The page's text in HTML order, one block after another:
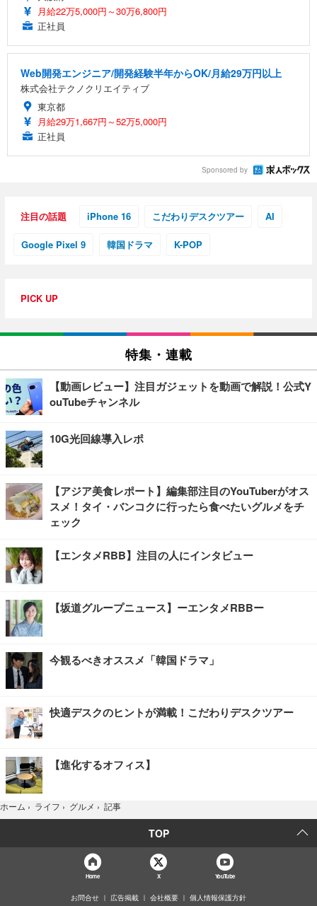
月給22万5,000円～30万6,800円
正社員
Web開発エンジニア/開発経験半年からOK/月給29万円以上
株式会社テクノクリエイティブ
東京都
月給29万1,667円～52万5,000円
正社員
Sponsored by
注目の話題 iPhone 16 こだわりデスクツアー AI
Google Pixel 9 韓国ドラマ K-POP
PICK UP
特集・連載
【動画レビュー】注目ガジェットを動画で解説！公式Y
ouTubeチャンネル
10G光回線導入レポ
【アジア美食レポート】編集部注目のYouTuberがオス
スメ！タイ・バンコクに行ったら食べたいグルメをチ
ェック
【エンタメRBB】注目の人にインタビュー
【坂道グループニュース】ーエンタメRBBー
今観るべきオススメ「韓国ドラマ」
快適デスクのヒントが満載！こだわりデスクツアー
【進化するオフィス】
ホーム › ライフ › グルメ › 記事
TOP
Home X YouTube
お問合せ 広告掲載 会社概要 個人情報保護方針